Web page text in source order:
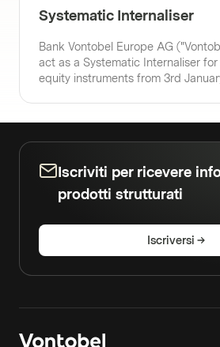
Systematic Internaliser
Bank Vontobel Europe AG
act as a Systematic Internaliser
equity instruments from 3rd
Iscriviti per ricevere
prodotti strutturati
Iscriversi